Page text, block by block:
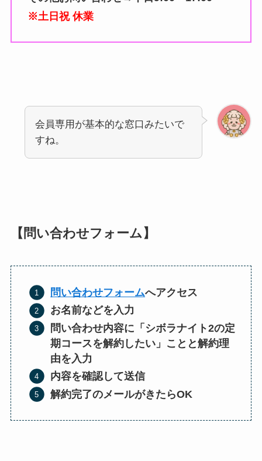
※土日祝 休業
会員専用が基本的な窓口みたいで
すね。
【問い合わせフォーム】
問い合わせフォームへアクセス
お名前などを入力
問い合わせ内容に「シボラナイト2の定
期コースを解約したい」ことと解約理
由を入力
内容を確認して送信
解約完了のメールがきたらOK